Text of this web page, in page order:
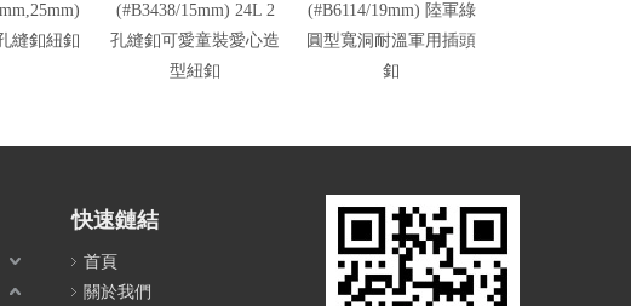
縫釦紐釦
(#B3438/15mm) 24L 2
孔縫釦可愛童裝愛心造
型紐釦
(#B6114/19mm) 陸軍綠
圓型寬洞耐溫軍用插頭
釦
快速鏈結
首頁
關於我們